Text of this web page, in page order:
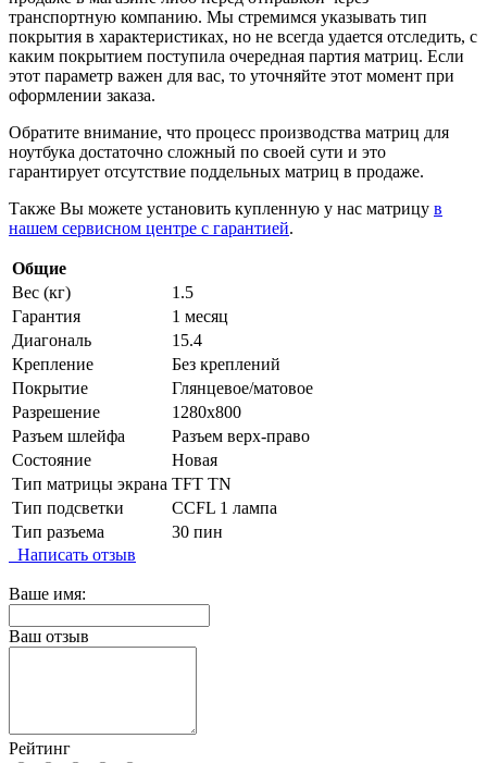
транспортную компанию. Мы стремимся указывать тип
покрытия в характеристиках, но не всегда удается отследить, с
каким покрытием поступила очередная партия матриц. Если
этот параметр важен для вас, то уточняйте этот момент при
оформлении заказа.
Обратите внимание, что процесс производства матриц для
ноутбука достаточно сложный по своей сути и это
гарантирует отсутствие поддельных матриц в продаже.
Также Вы можете установить купленную у нас матрицу в
нашем сервисном центре с гарантией.
Общие
Вес (кг)
1.5
Гарантия
1 месяц
Диагональ
15.4
Крепление
Без креплений
Покрытие
Глянцевое/матовое
Разрешение
1280x800
Разъем шлейфа
Разъем верх-право
Состояние
Новая
Тип матрицы экрана TFT TN
Тип подсветки
CCFL 1 лампа
Тип разъема
30 пин
Написать отзыв
Ваше имя:
Ваш отзыв
Рейтинг